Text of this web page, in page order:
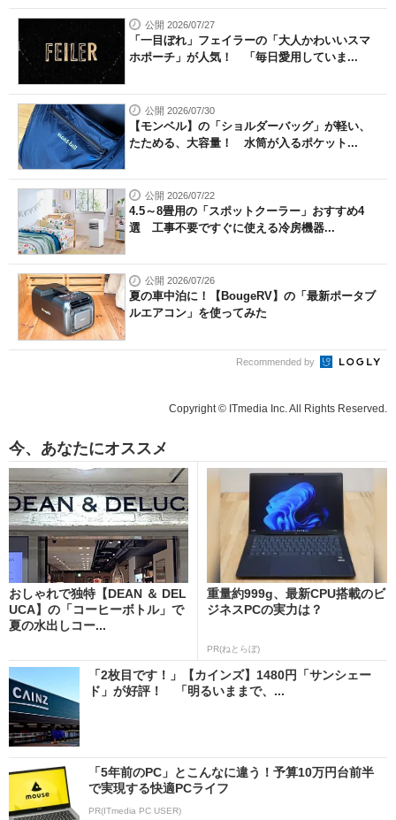
公開 2026/07/27
「一目ぼれ」フェイラーの「大人かわいいスマ
ホポーチ」が人気！ 「毎日愛用していま...
公開 2026/07/30
【モンベル】の「ショルダーバッグ」が軽い、
たためる、大容量！ 水筒が入るポケット...
公開 2026/07/22
4.5～8畳用の「スポットクーラー」おすすめ4
選 工事不要ですぐに使える冷房機器...
公開 2026/07/26
夏の車中泊に！【BougeRV】の「最新ポータブ
ルエアコン」を使ってみた
Recommended by
Copyright © ITmedia Inc. All Rights Reserved.
今、あなたにオススメ
おしゃれで独特【DEAN ＆ DEL
UCA】の「コーヒーボトル」で
夏の水出しコー...
重量約999g、最新CPU搭載のビ
ジネスPCの実力は？
PR(ねとらぼ)
「2枚目です！」【カインズ】1480円「サンシェー
ド」が好評！ 「明るいままで、...
「5年前のPC」とこんなに違う！予算10万円台前半
で実現する快適PCライフ
PR(ITmedia PC USER)